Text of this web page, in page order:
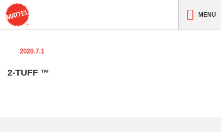
MENU
2020.7.1
2-TUFF ™